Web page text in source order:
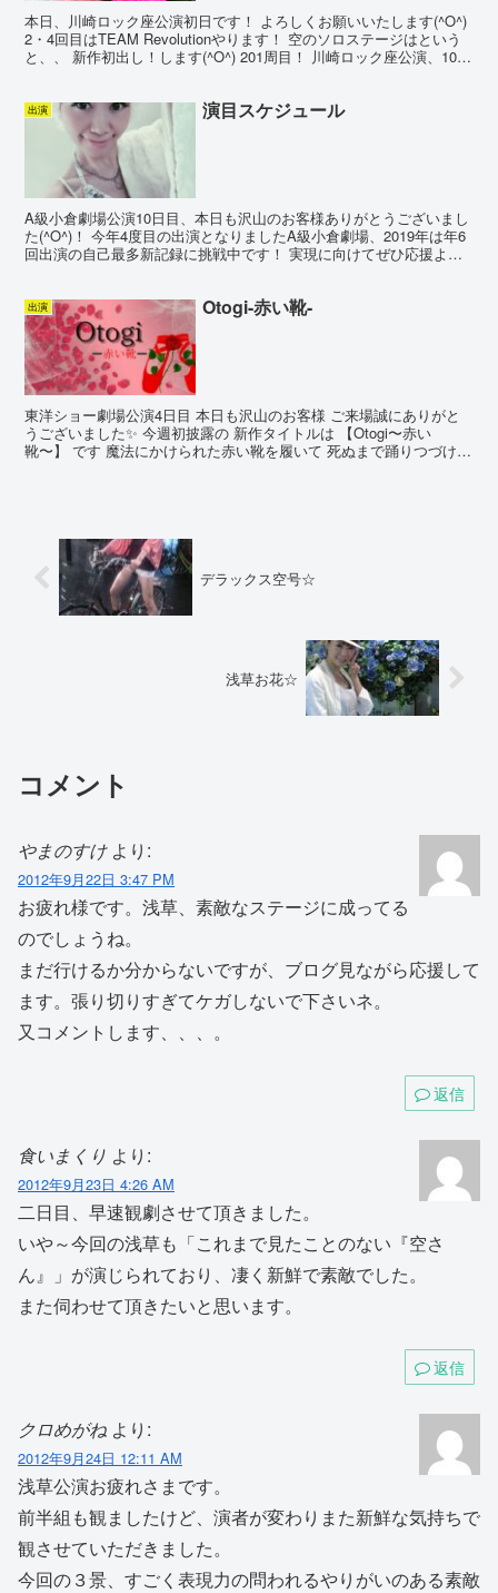
本日、川崎ロック座公演初日です！ よろしくお願いいたします(^O^)
2・4回目はTEAM Revolutionやります！ 空のソロステージはという
と、、 新作初出し！します(^O^) 201周目！ 川崎ロック座公演、10日
出演 演目スケジュール
A級小倉劇場公演10日目、本日も沢山のお客様ありがとうございまし
た(^O^)！ 今年4度目の出演となりましたA級小倉劇場、2019年は年6
回出演の自己最多新記録に挑戦中です！ 実現に向けてぜひ応援よろ
出演 Otogi-赤い靴-
東洋ショー劇場公演4日目 本日も沢山のお客様 ご来場誠にありがと
うございました✨ 今週初披露の 新作タイトルは 【Otogi〜赤い
靴〜】 です 魔法にかけられた赤い靴を履いて 死ぬまで踊りつづける
デラックス空号☆
浅草お花☆
コメント
やまのすけ より:
2012年9月22日 3:47 PM
お疲れ様です。浅草、素敵なステージに成ってる
のでしょうね。
まだ行けるか分からないですが、ブログ見ながら応援して
ます。張り切りすぎてケガしないで下さいネ。
又コメントします、、、。
返信
食いまくり より:
2012年9月23日 4:26 AM
二日目、早速観劇させて頂きました。
いや～今回の浅草も「これまで見たことのない『空さ
ん』」が演じられており、凄く新鮮で素敵でした。
また伺わせて頂きたいと思います。
返信
クロめがね より:
2012年9月24日 12:11 AM
浅草公演お疲れさまです。
前半組も観ましたけど、演者が変わりまた新鮮な気持ちで
観させていただきました。
今回の３景、すごく表現力の問われるやりがいのある素敵